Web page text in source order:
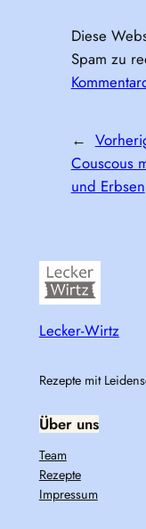
Diese
Spam zu
←
Couscous
und Erbsen
Lecker-Wirtz
Rezepte mit
Über uns
Team
Rezepte
Impressum